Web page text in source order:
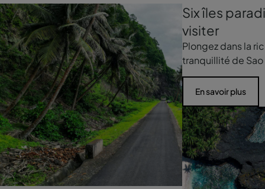
Six îles
visiter
Plongez dans la
tranquillité de
En savoir plus